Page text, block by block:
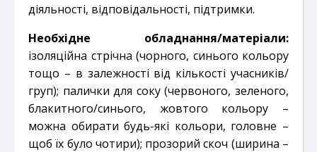
діяльності, відповідальності, підтримки.
Необхідне обладнання/матеріали:
ізоляційна стрічна (чорного, синього кольору
тощо – в залежності від кількості учасників/
груп); палички для соку (червоного, зеленого,
блакитного/синього, жовтого кольору –
можна обирати будь-які кольори, головне –
щоб їх було чотири); прозорий скоч (ширина –